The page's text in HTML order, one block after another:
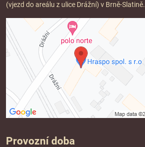
(vjezd do areálu z ulice Drážní) v Brně-Slatině.
Provozní doba